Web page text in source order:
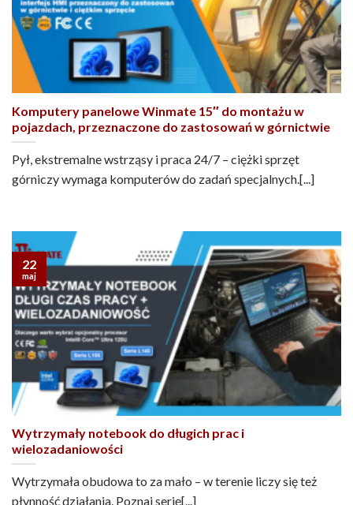
Komputery panelowe Winmate 15″ do montażu w
pojazdach, przeznaczone do zastosowań w górnictwie
Pył, ekstremalne wstrząsy i praca 24/7 – ciężki sprzęt
górniczy wymaga komputerów do zadań specjalnych.[...]
Wytrzymały notebook do długich prac i
wielozadaniowości
Wytrzymała obudowa to za mało – w terenie liczy się też
płynność działania. Poznaj serię[...]
22
maj